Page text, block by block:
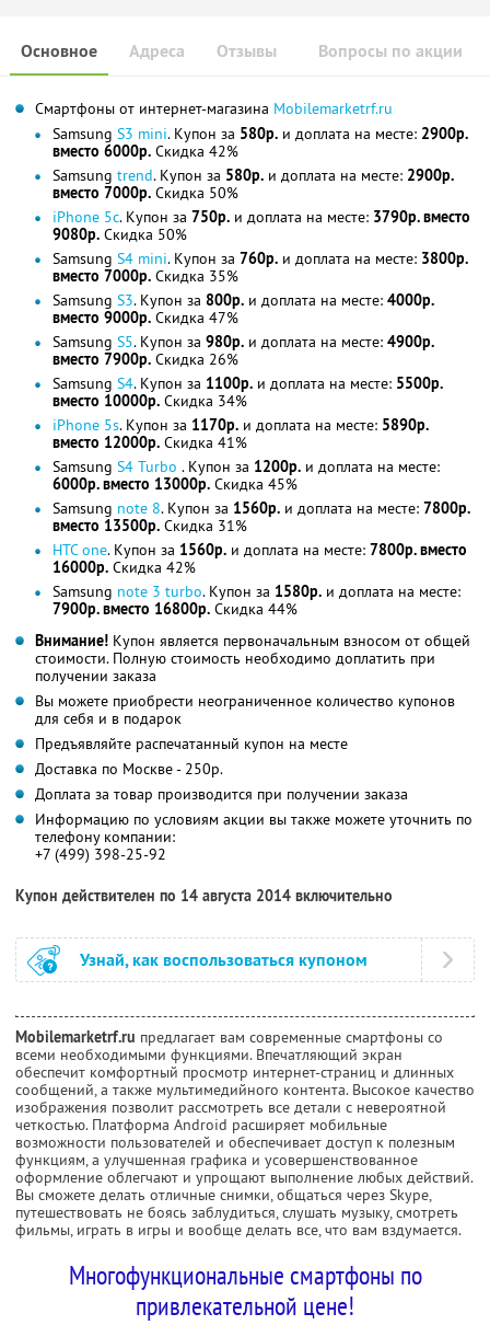
Основное Отзывы Вопросы по акции
Адреса
Смартфоны от интернет-магазина Mobilemarketrf.ru
Samsung S3 mini. Купон за 580р. и доплата на месте: 2900р.
вместо 6000р. Скидка 42%
Samsung trend. Купон за 580р. и доплата на месте: 2900р.
вместо 7000р. Скидка 50%
iPhone 5c. Купон за 750р. и доплата на месте: 3790р. вместо
9080р. Скидка 50%
Samsung S4 mini. Купон за 760р. и доплата на месте: 3800р.
вместо 7000р. Скидка 35%
Samsung S3. Купон за 800р. и доплата на месте: 4000р.
вместо 9000р. Скидка 47%
Samsung S5. Купон за 980р. и доплата на месте: 4900р.
вместо 7900р. Скидка 26%
Samsung S4. Купон за 1100р. и доплата на месте: 5500р.
вместо 10000р. Скидка 34%
iPhone 5s. Купон за 1170р. и доплата на месте: 5890р.
вместо 12000р. Скидка 41%
Samsung S4 Turbo . Купон за 1200р. и доплата на месте:
6000р. вместо 13000р. Скидка 45%
Samsung note 8. Купон за 1560р. и доплата на месте: 7800р.
вместо 13500р. Скидка 31%
HTC one. Купон за 1560р. и доплата на месте: 7800р. вместо
16000р. Скидка 42%
Samsung note 3 turbo. Купон за 1580р. и доплата на месте:
7900р. вместо 16800р. Скидка 44%
Внимание! Купон является первоначальным взносом от общей
стоимости. Полную стоимость необходимо доплатить при
получении заказа
Вы можете приобрести неограниченное количество купонов
для себя и в подарок
Предъявляйте распечатанный купон на месте
Доставка по Москве - 250р.
Доплата за товар производится при получении заказа
Информацию по условиям акции вы также можете уточнить по
телефону компании:
+7 (499) 398-25-92
Купон действителен по 14 августа 2014 включительно
Узнай, как воспользоваться купоном
Mobilemarketrf.ru предлагает вам современные смартфоны со
всеми необходимыми функциями. Впечатляющий экран
обеспечит комфортный просмотр интернет-страниц и длинных
сообщений, а также мультимедийного контента. Высокое качество
изображения позволит рассмотреть все детали с невероятной
четкостью. Платформа Android расширяет мобильные
возможности пользователей и обеспечивает доступ к полезным
функциям, а улучшенная графика и усовершенствованное
оформление облегчают и упрощают выполнение любых действий.
Вы сможете делать отличные снимки, общаться через Skype,
путешествовать не боясь заблудиться, слушать музыку, смотреть
фильмы, играть в игры и вообще делать все, что вам вздумается.
Многофункциональные смартфоны по
привлекательной цене!